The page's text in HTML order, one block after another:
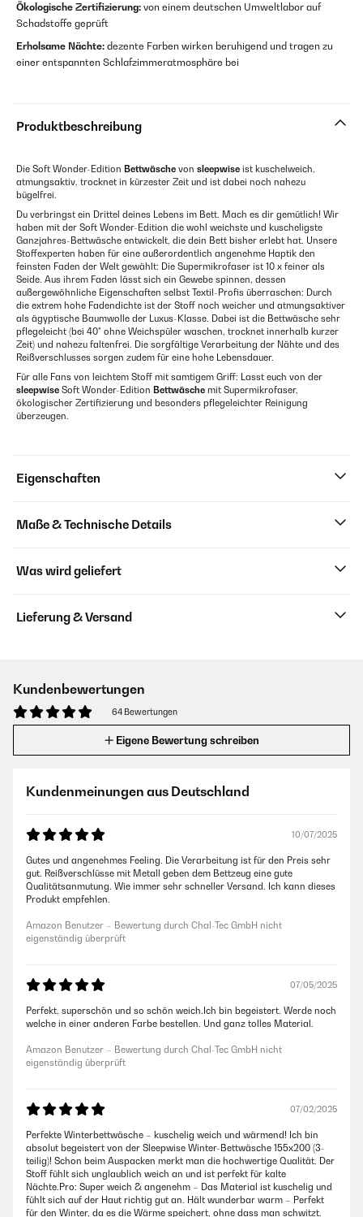
Ökologische Zertifizierung: von einem deutschen Umweltlabor auf
Schadstoffe geprüft
Erholsame Nächte: dezente Farben wirken beruhigend und tragen zu
einer entspannten Schlafzimmeratmosphäre bei
Produktbeschreibung
Die Soft Wonder-Edition Bettwäsche von sleepwise ist kuschelweich,
atmungsaktiv, trocknet in kürzester Zeit und ist dabei noch nahezu
bügelfrei.
Du verbringst ein Drittel deines Lebens im Bett. Mach es dir gemütlich! Wir
haben mit der Soft Wonder-Edition die wohl weichste und kuscheligste
Ganzjahres-Bettwäsche entwickelt, die dein Bett bisher erlebt hat. Unsere
Stoffexperten haben für eine außerordentlich angenehme Haptik den
feinsten Faden der Welt gewählt: Die Supermikrofaser ist 10 x feiner als
Seide. Aus ihrem Faden lässt sich ein Gewebe spinnen, dessen
außergewöhnliche Eigenschaften selbst Textil-Profis überraschen: Durch
die extrem hohe Fadendichte ist der Stoff noch weicher und atmungsaktiver
als ägyptische Baumwolle der Luxus-Klasse. Dabei ist die Bettwäsche sehr
pflegeleicht (bei 40° ohne Weichspüler waschen, trocknet innerhalb kurzer
Zeit) und nahezu faltenfrei. Die sorgfältige Verarbeitung der Nähte und des
Reißverschlusses sorgen zudem für eine hohe Lebensdauer.
Für alle Fans von leichtem Stoff mit samtigem Griff: Lasst euch von der
sleepwise Soft Wonder-Edition Bettwäsche mit Supermikrofaser,
ökologischer Zertifizierung und besonders pflegeleichter Reinigung
überzeugen.
Eigenschaften
Maße & Technische Details
Was wird geliefert
Lieferung & Versand
Kundenbewertungen
64 Bewertungen
Eigene Bewertung schreiben
Kundenmeinungen aus Deutschland
10/07/2025
Gutes und angenehmes Feeling. Die Verarbeitung ist für den Preis sehr
gut. Reißverschlüsse mit Metall geben dem Bettzeug eine gute
Qualitätsanmutung. Wie immer sehr schneller Versand. Ich kann dieses
Produkt empfehlen.
Amazon Benutzer – Bewertung durch Chal-Tec GmbH nicht
eigenständig überprüft
07/05/2025
Perfekt, superschön und so schön weich.Ich bin begeistert. Werde noch
welche in einer anderen Farbe bestellen. Und ganz tolles Material.
Amazon Benutzer – Bewertung durch Chal-Tec GmbH nicht
eigenständig überprüft
07/02/2025
Perfekte Winterbettwäsche – kuschelig weich und wärmend! Ich bin
absolut begeistert von der Sleepwise Winter-Bettwäsche 155x200 (3-
teilig)! Schon beim Auspacken merkt man die hochwertige Qualität. Der
Stoff fühlt sich unglaublich weich an und ist perfekt für kalte
Nächte.Pro: Super weich & angenehm – Das Material ist kuschelig und
fühlt sich auf der Haut richtig gut an. Hält wunderbar warm – Perfekt
für den Winter, da es die Wärme speichert, ohne dass man schwitzt.